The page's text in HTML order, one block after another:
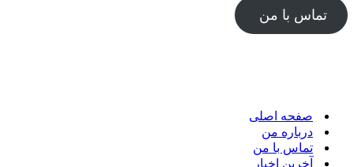
تماس با من
صفحه اصلی
درباره من
تماس با من
آخرین اخبار